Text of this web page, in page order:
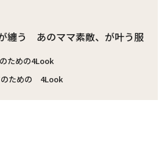
纏う あのママ素敵、が叶う服
ための4Look
のための 4Look